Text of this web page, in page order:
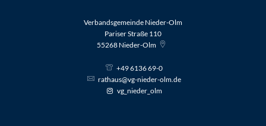
Verbandsgemeinde Nieder-Olm
Pariser Straße 110
55268 Nieder-Olm
+49 6136 69-0
rathaus@vg-nieder-olm.de
vg_nieder_olm